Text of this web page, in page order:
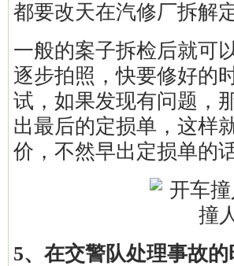
都要改天在汽修厂拆解定
一般的案子拆检后就可
逐步拍照，快要修好的
试，如果发现有问题，
出最后的定损单，这样
价，不然早出定损单的
5、在交警队处理事故